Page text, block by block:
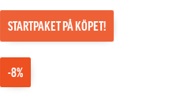
-8%
STARTPAKET PÅ KÖPET!